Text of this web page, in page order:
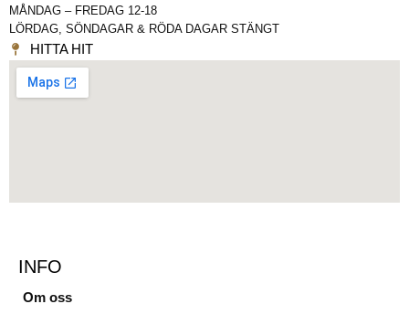
MÅNDAG – FREDAG 12-18
LÖRDAG, SÖNDAGAR & RÖDA DAGAR STÄNGT
HITTA HIT
INFO
Om oss